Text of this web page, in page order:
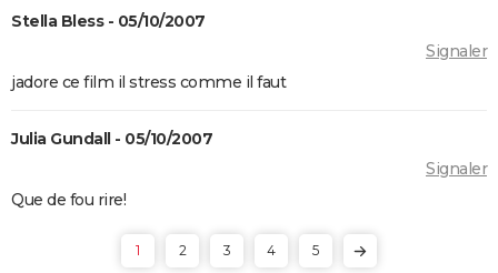
Stella Bless - 05/10/2007
Signaler
jadore ce film il stress comme il faut
Julia Gundall - 05/10/2007
Signaler
Que de fou rire!
1 2 3 4 5